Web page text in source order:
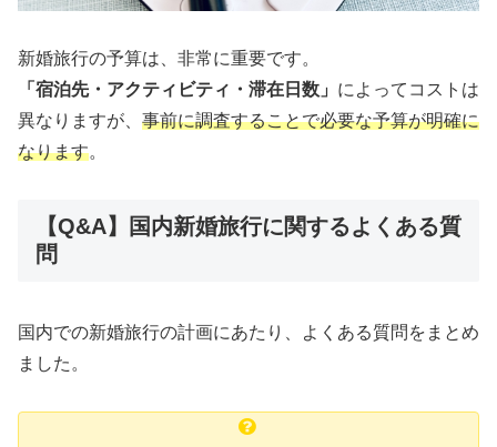
新婚旅行の予算は、非常に重要です。
「宿泊先・アクティビティ・滞在日数」 によってコストは
異なりますが、 事前に調査することで必要な予算が明確に
なります。
【Q&A】国内新婚旅行に関するよくある質
問
国内での新婚旅行の計画にあたり、よくある質問をまとめ
ました。